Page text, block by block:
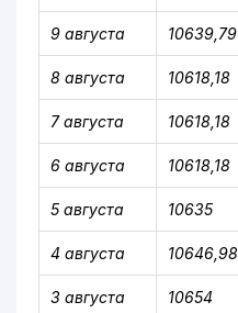
9 августа 10639,79
8 августа 10618,18
7 августа 10618,18
6 августа 10618,18
5 августа 10635
4 августа 10646,98
3 августа 10654